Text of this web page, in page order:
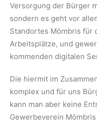
Versorgung der Bürger
sondern es geht vor
Standortes Mömbris für
Arbeitsplätze, und
kommenden digitalen
Die hiermit im
komplex und für uns
kann man aber keine
Gewerbeverein